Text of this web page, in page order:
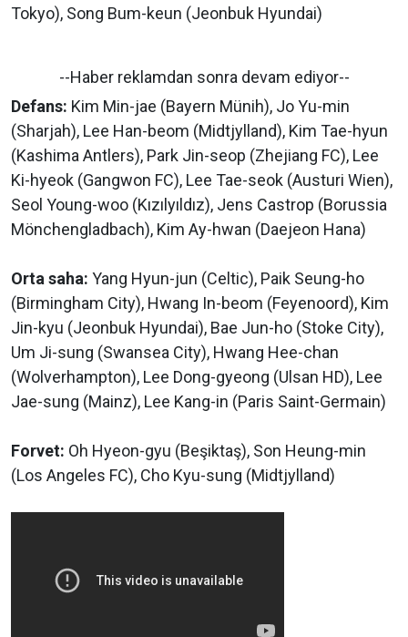
Tokyo), Song Bum-keun (Jeonbuk Hyundai)
--Haber reklamdan sonra devam ediyor--
Defans: Kim Min-jae (Bayern Münih), Jo Yu-min
(Sharjah), Lee Han-beom (Midtjylland), Kim Tae-hyun
(Kashima Antlers), Park Jin-seop (Zhejiang FC), Lee
Ki-hyeok (Gangwon FC), Lee Tae-seok (Austuri Wien),
Seol Young-woo (Kızılyıldız), Jens Castrop (Borussia
Mönchengladbach), Kim Ay-hwan (Daejeon Hana)
Orta saha: Yang Hyun-jun (Celtic), Paik Seung-ho
(Birmingham City), Hwang In-beom (Feyenoord), Kim
Jin-kyu (Jeonbuk Hyundai), Bae Jun-ho (Stoke City),
Um Ji-sung (Swansea City), Hwang Hee-chan
(Wolverhampton), Lee Dong-gyeong (Ulsan HD), Lee
Jae-sung (Mainz), Lee Kang-in (Paris Saint-Germain)
Forvet: Oh Hyeon-gyu (Beşiktaş), Son Heung-min
(Los Angeles FC), Cho Kyu-sung (Midtjylland)